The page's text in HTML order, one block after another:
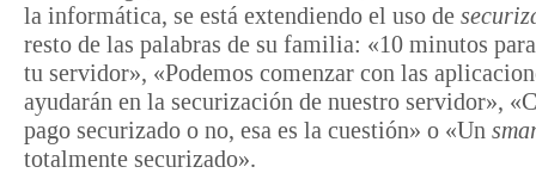
la informática, se está extendiendo el uso de
resto de las palabras de su familia: «10 minutos
tu servidor», «Podemos comenzar con las
ayudarán en la securización de nuestro servidor»,
pago securizado o no, esa es la cuestión» o «Un
totalmente securizado».